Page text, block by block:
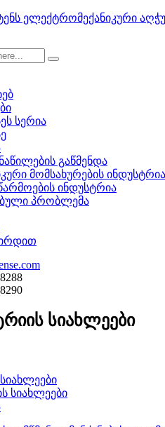
სერია
გაწმენდა
მომსახურების ინდუსტრია
ინდუსტრია
პრობლემა
სიახლეები
სიახლეები